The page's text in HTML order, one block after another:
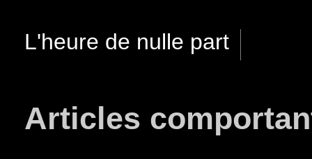
L'heure de nulle part
Articles